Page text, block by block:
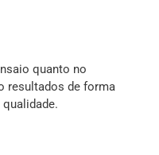
quanto no
resultados de forma